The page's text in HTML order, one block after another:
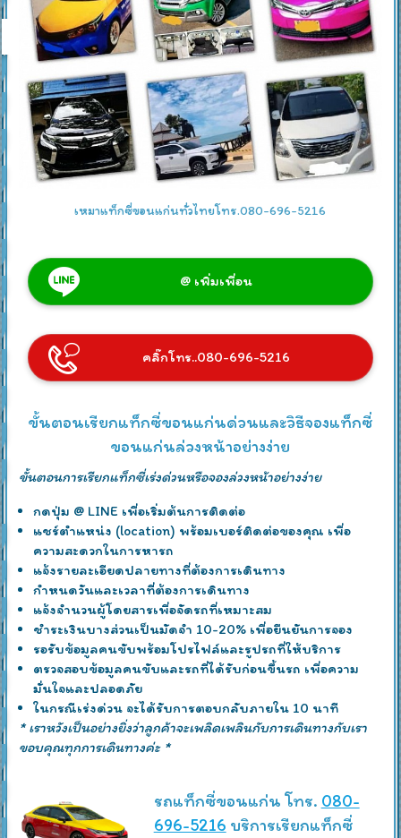
เหมาแท็กซี่ขอนแก่นทั่วไทยโทร.080-696-5216
@ เพิ่มเพื่อน
คลิ๊กโทร..080-696-5216
ขั้นตอนเรียกแท็กซี่ขอนแก่นด่วนและวิธีจองแท็กซี่
ขอนแก่นล่วงหน้าอย่างง่าย
ขั้นตอนการเรียกแท็กซี่เร่งด่วนหรือจองล่วงหน้าอย่างง่าย
กดปุ่ม @ LINE เพื่อเริ่มต้นการติดต่อ
แชร์ตำแหน่ง (location) พร้อมเบอร์ติดต่อของคุณ เพื่อ
ความสะดวกในการหารถ
แจ้งรายละเอียดปลายทางที่ต้องการเดินทาง
กำหนดวันและเวลาที่ต้องการเดินทาง
แจ้งจำนวนผู้โดยสารเพื่อจัดรถที่เหมาะสม
ชำระเงินบางส่วนเป็นมัดจำ 10-20% เพื่อยืนยันการจอง
รอรับข้อมูลคนขับพร้อมโปรไฟล์และรูปรถที่ให้บริการ
ตรวจสอบข้อมูลคนขับและรถที่ได้รับก่อนขึ้นรถ เพื่อความ
มั่นใจและปลอดภัย
ในกรณีเร่งด่วน จะได้รับการตอบกลับภายใน 10 นาที
* เราหวังเป็นอย่างยิ่งว่าลูกค้าจะเพลิดเพลินกับการเดินทางกับเรา
ขอบคุณทุกการเดินทางค่ะ *
รถแท็กซี่ขอนแก่น โทร. 080-
696-5216 บริการเรียกแท็กซี่